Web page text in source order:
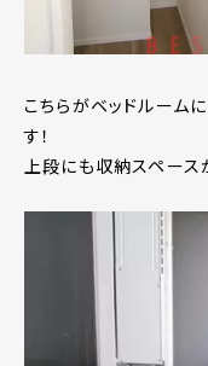
こちらがベッドルーム
す！
上段にも収納スペース